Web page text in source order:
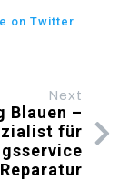
on Twitter
Next
Blauen –
für